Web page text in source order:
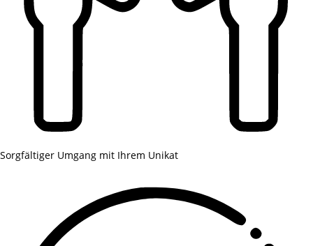
Sorgfältiger Umgang mit Ihrem Unikat